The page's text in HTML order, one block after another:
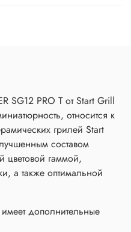
SG12 PRO T от Start Grill
относится к
грилей Start
составом
цветовой гаммой,
а также оптимальной
имеет дополнительные